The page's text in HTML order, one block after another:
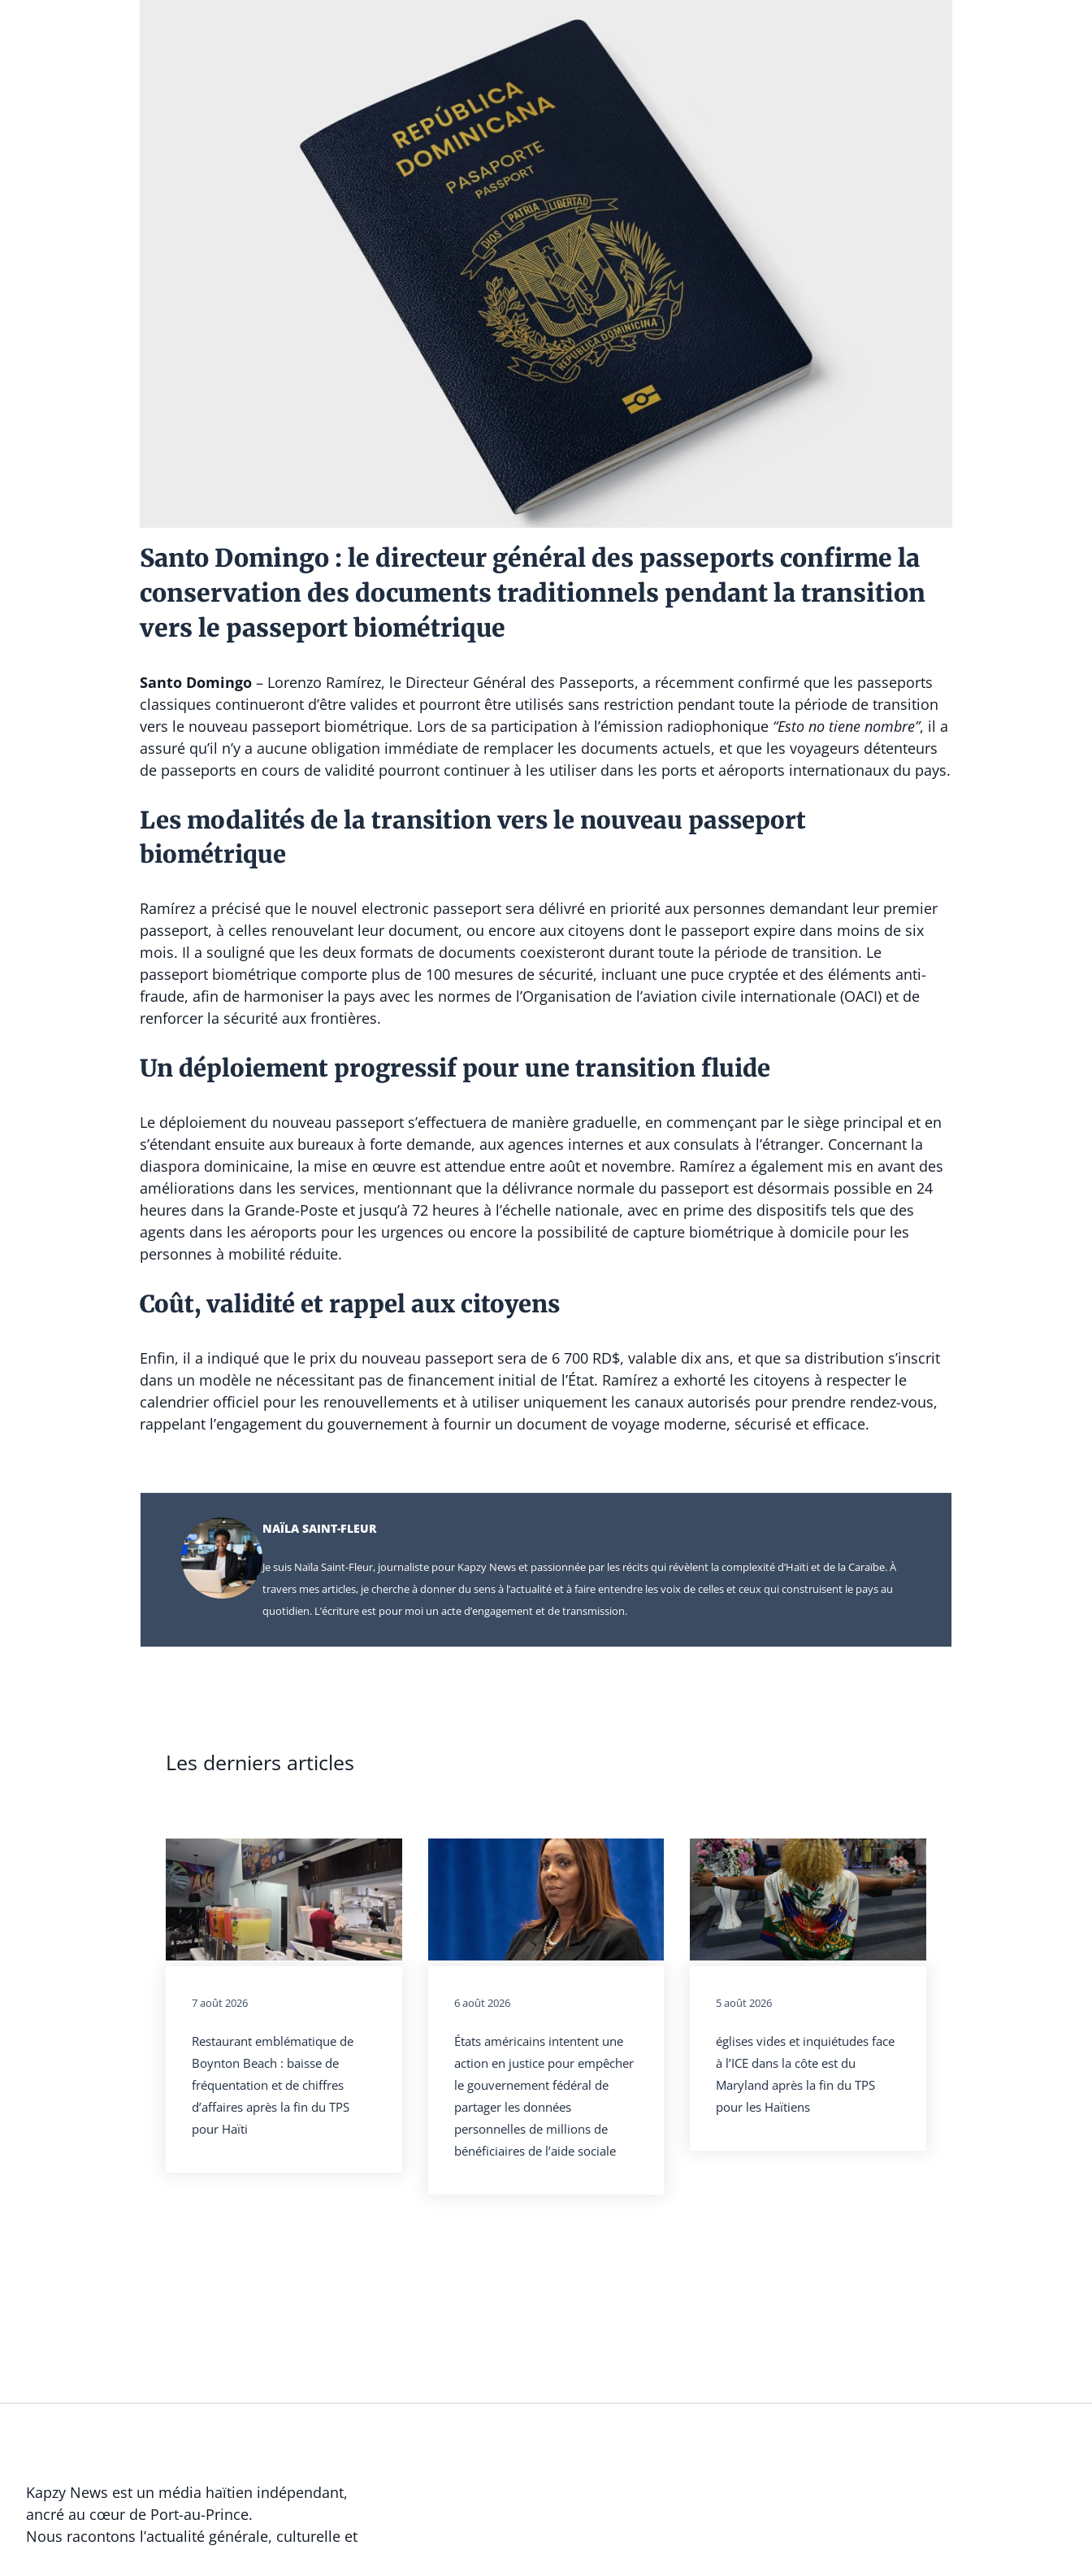
Santo Domingo : le directeur général des passeports confirme la
conservation des documents traditionnels pendant la transition
vers le passeport biométrique
Santo Domingo – Lorenzo Ramírez, le Directeur Général des Passeports, a récemment confirmé que les passeports
classiques continueront d’être valides et pourront être utilisés sans restriction pendant toute la période de transition
vers le nouveau passeport biométrique. Lors de sa participation à l’émission radiophonique “Esto no tiene nombre”, il a
assuré qu’il n’y a aucune obligation immédiate de remplacer les documents actuels, et que les voyageurs détenteurs
de passeports en cours de validité pourront continuer à les utiliser dans les ports et aéroports internationaux du pays.
Les modalités de la transition vers le nouveau passeport
biométrique
Ramírez a précisé que le nouvel electronic passeport sera délivré en priorité aux personnes demandant leur premier
passeport, à celles renouvelant leur document, ou encore aux citoyens dont le passeport expire dans moins de six
mois. Il a souligné que les deux formats de documents coexisteront durant toute la période de transition. Le
passeport biométrique comporte plus de 100 mesures de sécurité, incluant une puce cryptée et des éléments anti-
fraude, afin de harmoniser la pays avec les normes de l’Organisation de l’aviation civile internationale (OACI) et de
renforcer la sécurité aux frontières.
Un déploiement progressif pour une transition fluide
Le déploiement du nouveau passeport s’effectuera de manière graduelle, en commençant par le siège principal et en
s’étendant ensuite aux bureaux à forte demande, aux agences internes et aux consulats à l’étranger. Concernant la
diaspora dominicaine, la mise en œuvre est attendue entre août et novembre. Ramírez a également mis en avant des
améliorations dans les services, mentionnant que la délivrance normale du passeport est désormais possible en 24
heures dans la Grande-Poste et jusqu’à 72 heures à l’échelle nationale, avec en prime des dispositifs tels que des
agents dans les aéroports pour les urgences ou encore la possibilité de capture biométrique à domicile pour les
personnes à mobilité réduite.
Coût, validité et rappel aux citoyens
Enfin, il a indiqué que le prix du nouveau passeport sera de 6 700 RD$, valable dix ans, et que sa distribution s’inscrit
dans un modèle ne nécessitant pas de financement initial de l’État. Ramírez a exhorté les citoyens à respecter le
calendrier officiel pour les renouvellements et à utiliser uniquement les canaux autorisés pour prendre rendez-vous,
rappelant l’engagement du gouvernement à fournir un document de voyage moderne, sécurisé et efficace.
NAÏLA SAINT-FLEUR
Je suis Naïla Saint-Fleur, journaliste pour Kapzy News et passionnée par les récits qui révèlent la complexité d’Haïti et de la Caraïbe. À
travers mes articles, je cherche à donner du sens à l’actualité et à faire entendre les voix de celles et ceux qui construisent le pays au
quotidien. L’écriture est pour moi un acte d’engagement et de transmission.
Les derniers articles
7 août 2026
Restaurant emblématique de
Boynton Beach : baisse de
fréquentation et de chiffres
d’affaires après la fin du TPS
pour Haïti
6 août 2026
États américains intentent une
action en justice pour empêcher
le gouvernement fédéral de
partager les données
personnelles de millions de
bénéficiaires de l’aide sociale
5 août 2026
églises vides et inquiétudes face
à l’ICE dans la côte est du
Maryland après la fin du TPS
pour les Haïtiens
Kapzy News est un média haïtien indépendant,
ancré au cœur de Port-au-Prince.
Nous racontons l’actualité générale, culturelle et